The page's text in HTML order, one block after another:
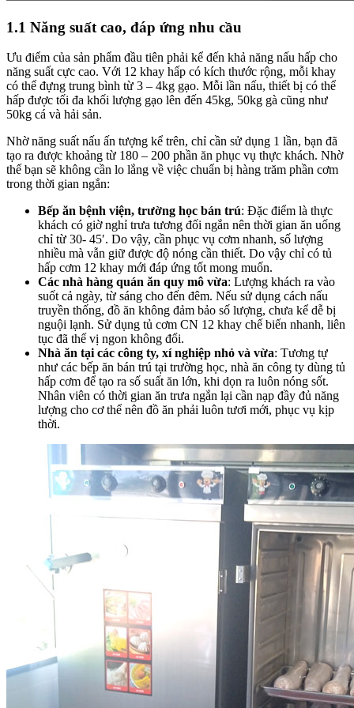
1.1 Năng suất cao, đáp ứng nhu cầu
Ưu điểm của sản phẩm đầu tiên phải kể đến khả năng nấu hấp cho
năng suất cực cao. Với 12 khay hấp có kích thước rộng, mỗi khay
có thể đựng trung bình từ 3 – 4kg gạo. Mỗi lần nấu, thiết bị có thể
hấp được tối đa khối lượng gạo lên đến 45kg, 50kg gà cũng như
50kg cá và hải sản.
Nhờ năng suất nấu ấn tượng kể trên, chỉ cần sử dụng 1 lần, bạn đã
tạo ra được khoảng từ 180 – 200 phần ăn phục vụ thực khách. Nhờ
thế bạn sẽ không cần lo lắng về việc chuẩn bị hàng trăm phần cơm
trong thời gian ngắn:
Bếp ăn bệnh viện, trường học bán trú: Đặc điểm là thực
khách có giờ nghỉ trưa tương đối ngắn nên thời gian ăn uống
chỉ từ 30- 45′. Do vậy, cần phục vụ cơm nhanh, số lượng
nhiều mà vẫn giữ được độ nóng cần thiết. Do vậy chỉ có tủ
hấp cơm 12 khay mới đáp ứng tốt mong muốn.
Các nhà hàng quán ăn quy mô vừa: Lượng khách ra vào
suốt cả ngày, từ sáng cho đến đêm. Nếu sử dụng cách nấu
truyền thống, đồ ăn không đảm bảo số lượng, chưa kể dễ bị
nguội lạnh. Sử dụng tủ cơm CN 12 khay chế biến nhanh, liên
tục đã thế vị ngon không đổi.
Nhà ăn tại các công ty, xí nghiệp nhỏ và vừa: Tương tự
như các bếp ăn bán trú tại trường học, nhà ăn công ty dùng tủ
hấp cơm để tạo ra số suất ăn lớn, khi dọn ra luôn nóng sốt.
Nhân viên có thời gian ăn trưa ngắn lại cần nạp đầy đủ năng
lượng cho cơ thể nên đồ ăn phải luôn tươi mới, phục vụ kịp
thời.